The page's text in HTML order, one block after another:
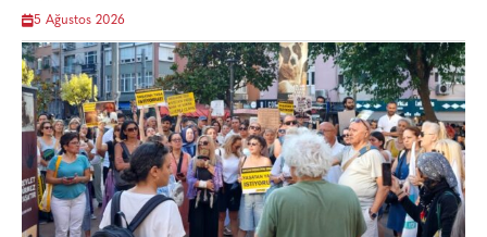
5 Ağustos 2026